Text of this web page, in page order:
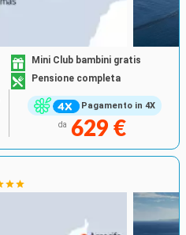
Pagamento in 4X
Mini Club bambini gratis
Pensione completa
da 629 €